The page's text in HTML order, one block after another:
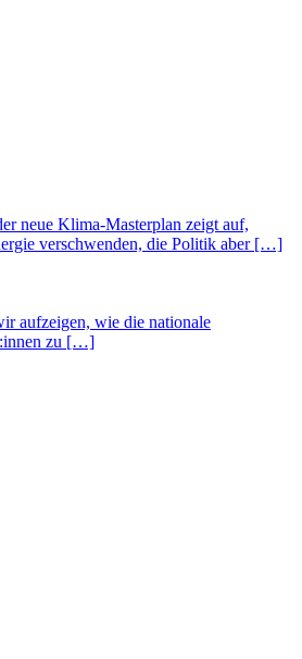
neue Klima-Masterplan zeigt auf,
verschwenden, die Politik aber […]
aufzeigen, wie die nationale
zu […]